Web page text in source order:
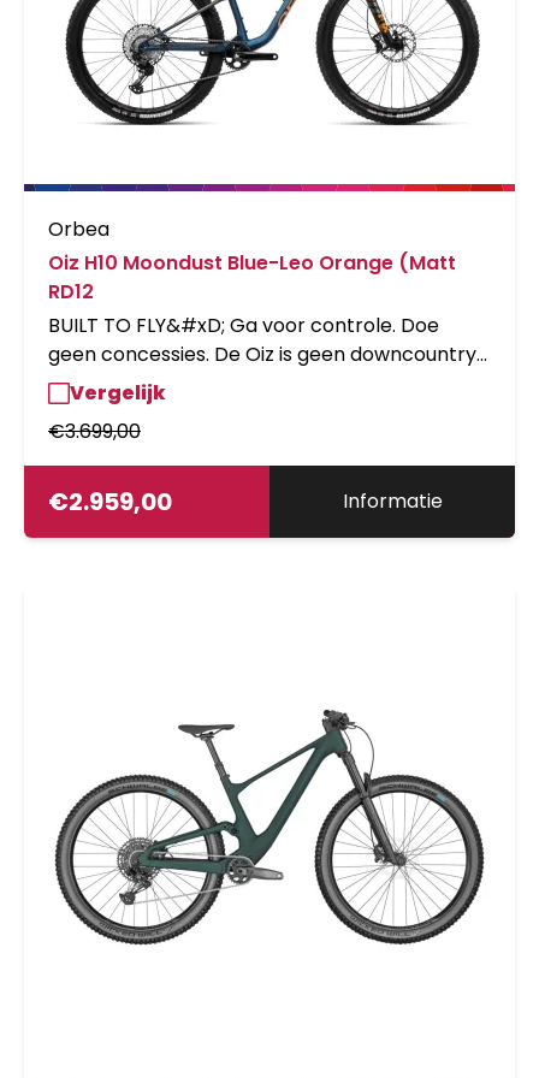
Orbea
Oiz H10 Moondust Blue-Leo Orange (Matt
RD12
BUILT TO FLY&#xD; Ga voor controle. Doe
geen concessies. De Oiz is geen downcountry-
of trailfiets. Het is een XC-racemachine met
120 mm veerweg die er net zo goed uitziet als
ze rijdt. De moderne geometrie en slimme
demping op basis van de 120 mm veerweg
maken van elke rit een feest, zonder
De Oiz weigert dat compromis te accepteren,
en is vanaf het begin ontworpen rond een
langere veerweg, maar lichter en efficiënter
dan ooit. SIC-SYSTEEM&#xD; Ons SIC-systeem
bestaat uit geïntegreerde geleiders in het
balhoofd en de bovenbuis. De kabels volgen
hierdoor de beste route naar de achtervork. I-
LINE&#xD; Ons gepatenteerde I-line is op dit
Vergelijk
€3.699,00
€2.959,00 Informatie